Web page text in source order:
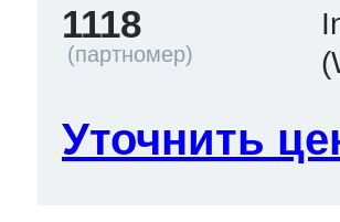
1118
Уточнить